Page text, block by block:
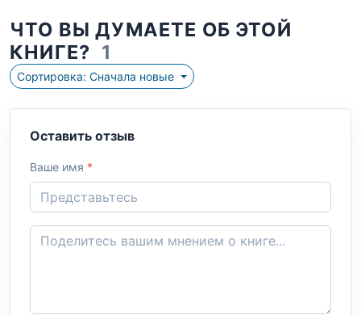
ЧТО ВЫ ДУМАЕТЕ ОБ ЭТОЙ
КНИГЕ? 1
Сортировка: Сначала новые
Оставить отзыв
Ваше имя *